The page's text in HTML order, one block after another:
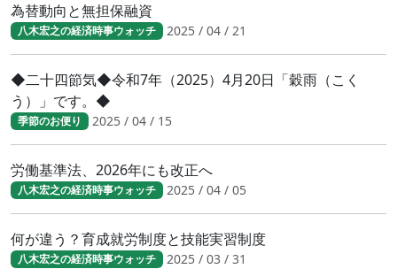
為替動向と無担保融資
八木宏之の経済時事ウォッチ 2025 / 04 / 21
◆二十四節気◆令和7年（2025）4月20日「穀雨（こく
う）」です。◆
季節のお便り 2025 / 04 / 15
労働基準法、2026年にも改正へ
八木宏之の経済時事ウォッチ 2025 / 04 / 05
何が違う？育成就労制度と技能実習制度
八木宏之の経済時事ウォッチ 2025 / 03 / 31